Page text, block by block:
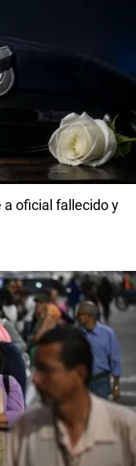
a oficial fallecido y